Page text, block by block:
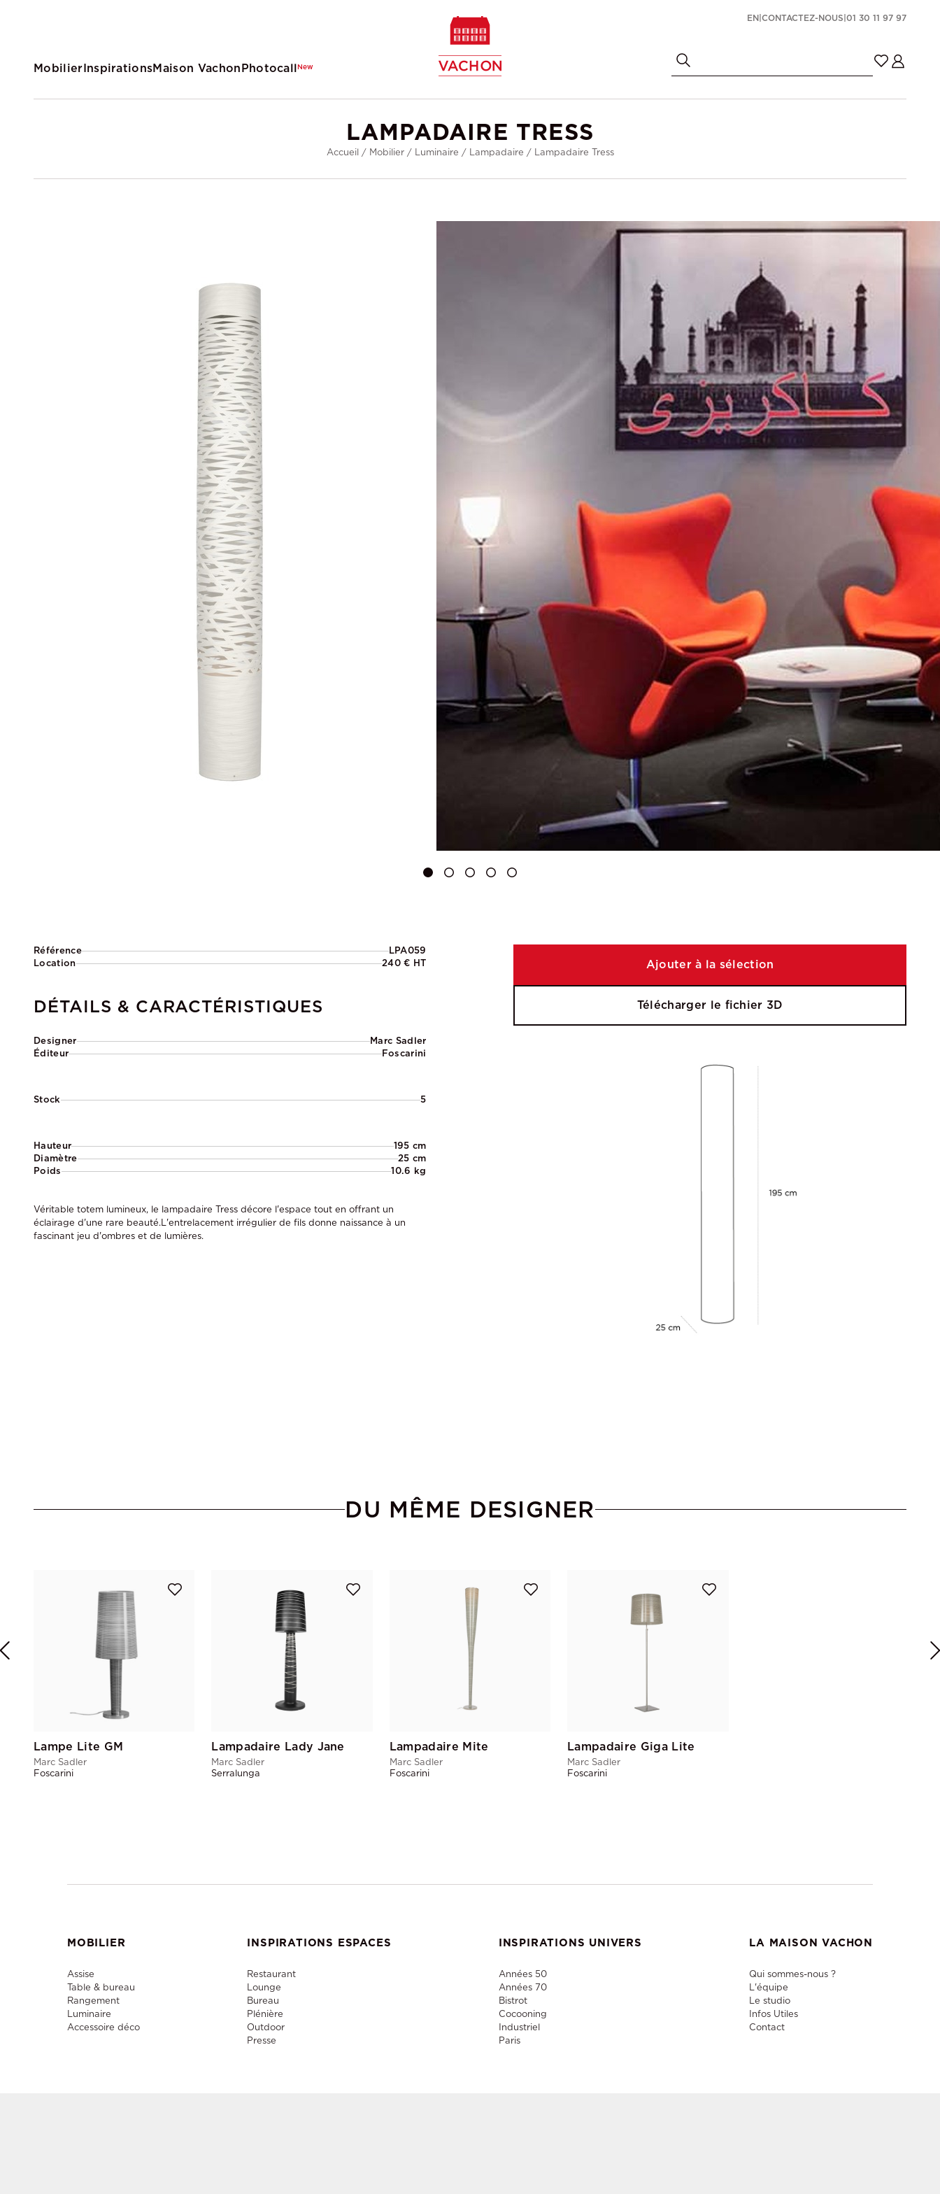
MobilierInspirationsMaison VachonPhotocallNew
EN CONTACTEZ-NOUS 01 30 11 97 97
LAMPADAIRE TRESS
Accueil / Mobilier/ Luminaire / Lampadaire / Lampadaire Tress
Référence
LPA059
Location
240 € HT
DÉTAILS & CARACTÉRISTIQUES
Designer
Marc Sadler
Éditeur
Foscarini
Stock 5
Hauteur
195 cm
Diamètre
25 cm
Poids
10.6 kg
Véritable totem lumineux, le lampadaire Tress décore l'espace tout en offrant un
éclairage d'une rare beauté.L'entrelacement irrégulier de fils donne naissance à un
fascinant jeu d'ombres et de lumières.
Ajouter à la sélection
Télécharger le fichier 3D
DU MÊME DESIGNER
Lampe Lite GM
Marc Sadler
Foscarini
Lampadaire Lady Jane
Marc Sadler
Serralunga
Lampadaire Mite
Marc Sadler
Foscarini
Lampadaire Giga Lite
Marc Sadler
Foscarini
MOBILIER
Assise
Table & bureau
Rangement
Luminaire
Accessoire déco
INSPIRATIONS ESPACES
Restaurant
Lounge
Bureau
Plénière
Outdoor
Presse
INSPIRATIONS UNIVERS
Années 50
Années 70
Bistrot
Cocooning
Industriel
Paris
LA MAISON VACHON
Qui sommes-nous ?
L'équipe
Le studio
Infos Utiles
Contact